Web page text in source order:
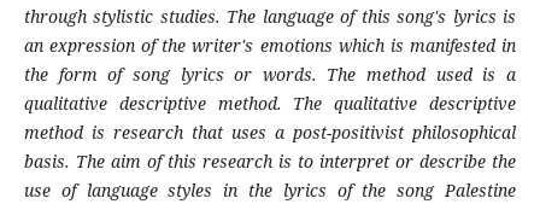
through stylistic studies. The language of this song's lyrics is
an expression of the writer's emotions which is manifested in
the form of song lyrics or words. The method used is a
qualitative descriptive method. The qualitative descriptive
method is research that uses a post-positivist philosophical
basis. The aim of this research is to interpret or describe the
use of language styles in the lyrics of the song Palestine